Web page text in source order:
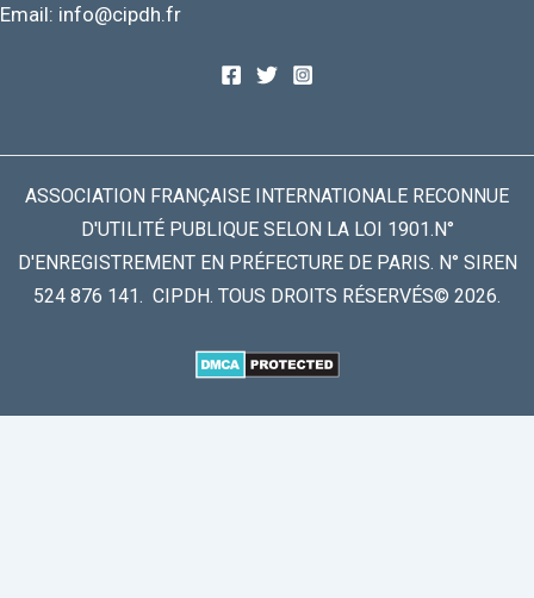
Email: info@cipdh.fr
ASSOCIATION FRANÇAISE INTERNATIONALE RECONNUE
D'UTILITÉ PUBLIQUE SELON LA LOI 1901.N°
D'ENREGISTREMENT EN PRÉFECTURE DE PARIS. N° SIREN
524 876 141. CIPDH. TOUS DROITS RÉSERVÉS© 2026.